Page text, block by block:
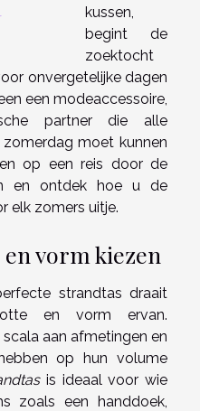
kussen,
begint de
zoektocht
onvergetelijke dagen
een modeaccessoire,
partner die alle
moet kunnen
op een reis door de
en ontdek hoe u de
elk zomers uitje.
vorm kiezen
strandtas draait
en vorm ervan.
aan afmetingen en
op hun volume
is ideaal voor wie
zoals een handdoek,